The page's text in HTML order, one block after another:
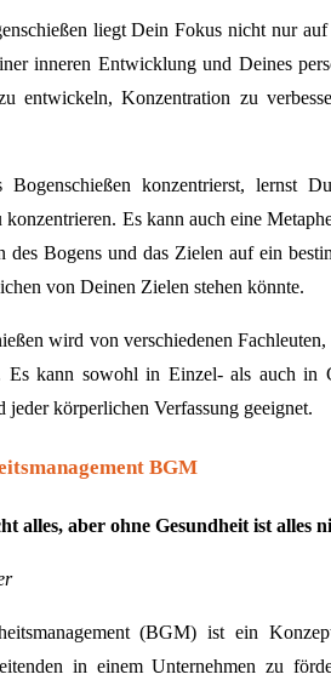
liegt Dein Fokus nicht nur
inneren Entwicklung und Deines
entwickeln, Konzentration zu
konzentrierst, lernst
Es kann auch eine
des Bogens und das Zielen auf ein
von Deinen Zielen stehen könnte.
wird von verschiedenen
Es kann sowohl in Einzel- als auch in
jeder körperlichen Verfassung geeignet.
BGM
alles, aber ohne Gesundheit ist alles
(BGM) ist ein
in einem Unternehmen zu